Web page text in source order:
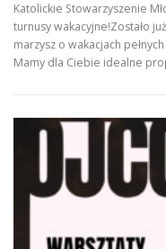
Katolickie Stowarzyszenie
turnusy wakacyjne!Zostało
marzysz o wakacjach
Mamy dla Ciebie idealne